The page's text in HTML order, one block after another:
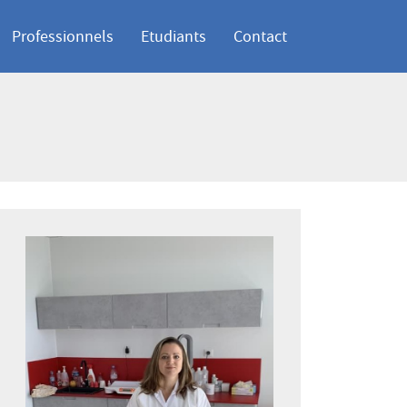
Professionnels Etudiants Contact